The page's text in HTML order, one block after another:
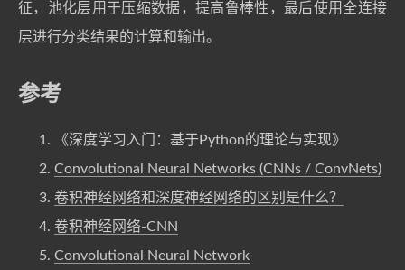
征，池化层用于压缩数据，提高鲁棒性，最后使用全连接
层进行分类结果的计算和输出。
参考
《深度学习入门：基于Python的理论与实现》
Convolutional Neural Networks (CNNs / ConvNets)
卷积神经网络和深度神经网络的区别是什么？
卷积神经网络-CNN
Convolutional Neural Network